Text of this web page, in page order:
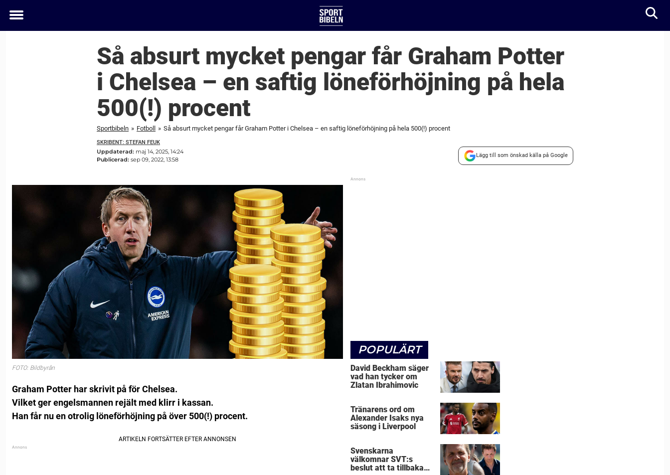
Toggle
Så absurt mycket pengar får Graham Potter
i Chelsea – en saftig löneförhöjning på hela
500(!) procent
Sportbibeln » Fotboll » Så absurt mycket pengar får Graham Potter i Chelsea – en saftig löneförhöjning på hela 500(!) procent
SKRIBENT: STEFAN FEUK
Uppdaterad: maj 14, 2025, 14:24
Publicerad: sep 09, 2022, 13:58
Lägg till som önskad källa på Google
FOTO: Bildbyrån
Graham Potter har skrivit på för Chelsea.
Vilket ger engelsmannen rejält med klirr i kassan.
Han får nu en otrolig löneförhöjning på över 500(!) procent.
POPULÄRT
David Beckham säger
vad han tycker om
Zlatan Ibrahimovic
Tränarens ord om
Alexander Isaks nya
säsong i Liverpool
Svenskarna
välkomnar SVT:s
beslut att ta tillbaka